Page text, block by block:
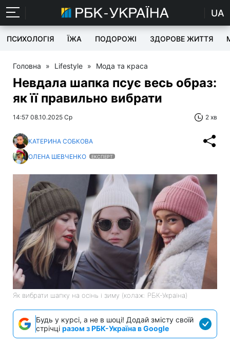
UA
ПСИХОЛОГІЯ ЇЖА ПОДОРОЖІ ЗДОРОВЕ ЖИТТЯ
Головна » Lifestyle » Мода та краса
Невдала шапка псує весь образ:
як її правильно вибрати
14:57 08.10.2025 Ср 2 хв
КАТЕРИНА СОБКОВА
ОЛЕНА ШЕВЧЕНКО
ЕКСПЕРТ
Як вибрати шапку на осінь і зиму (колаж: РБК-Україна)
Будь у курсі, а не в шоці! Додай змісту своїй
стрічці разом з РБК-Україна в Google